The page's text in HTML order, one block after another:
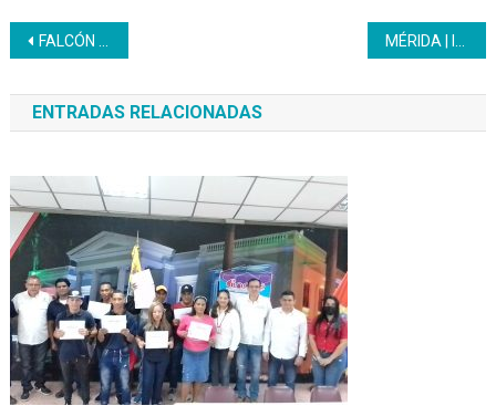
Navegación
de
entradas
FALCÓN | Mppicn y el Inces instalaron primera mesa de trabajo para fortalecer la formación técnica profesional
ENTRADAS RELACIONADAS